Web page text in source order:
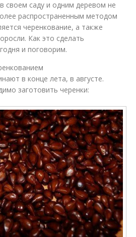
в своем саду и одним деревом не
распространенным методом
черенкование, а также
Как это сделать
и поговорим.
в конце лета, в августе.
заготовить черенки: